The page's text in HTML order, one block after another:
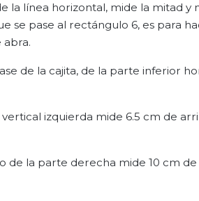
la línea horizontal, mide la mitad y
se pase al rectángulo 6, es para
abra.
de la cajita, de la parte inferior
izquierda mide 6.5 cm de
de la parte derecha mide 10 cm